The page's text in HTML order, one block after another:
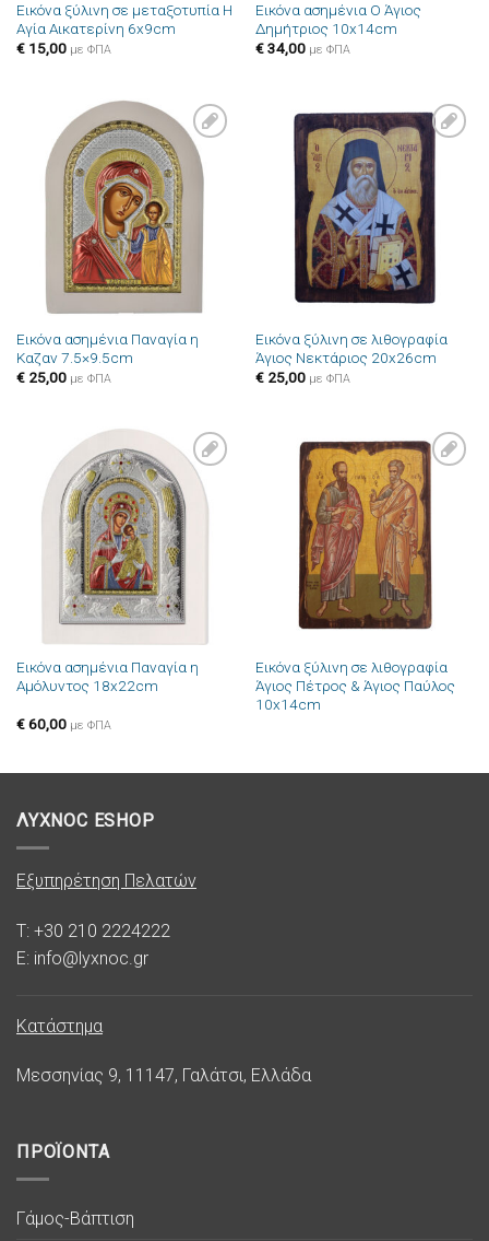
Εικόνα ξύλινη σε μεταξοτυπία Η
Αγία Αικατερίνη 6x9cm
€15,00 με ΦΠΑ
Εικόνα ασημένια Ο Άγιος
Δημήτριος 10x14cm
€34,00 με ΦΠΑ
Πρόσθήκη
στην λίστα
επιθυμιών
Εικόνα ασημένια Παναγία η
Καζαν 7.5×9.5cm
€25,00 με ΦΠΑ
Πρόσθήκη
στην λίστα
επιθυμιών
Εικόνα ξύλινη σε λιθογραφία
Άγιος Νεκτάριος 20x26cm
€25,00 με ΦΠΑ
Πρόσθήκη
στην λίστα
επιθυμιών
Εικόνα ασημένια Παναγία η
Αμόλυντος 18x22cm
€60,00 με ΦΠΑ
Πρόσθήκη
στην λίστα
επιθυμιών
Εικόνα ξύλινη σε λιθογραφία
Άγιος Πέτρος & Άγιος Παύλος
10x14cm
ΛΥΧΝΟC ESHOP
Εξυπηρέτηση Πελατών
T: +30 210 2224222
E: info@lyxnoc.gr
Κατάστημα
Μεσσηνίας 9, 11147, Γαλάτσι, Ελλάδα
ΠΡΟΪΟΝΤΑ
Γάμος-Βάπτιση